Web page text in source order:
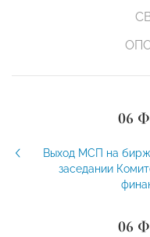
06
Выход МСП на
заседании
06